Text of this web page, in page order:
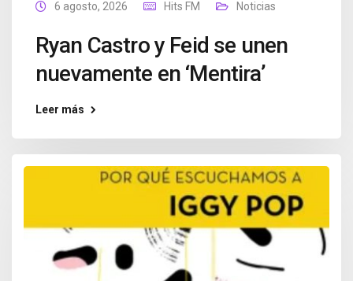
6 agosto, 2026 Hits FM Noticias
Ryan Castro y Feid se unen
nuevamente en ‘Mentira’
Leer más